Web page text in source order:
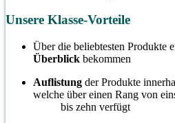
Unsere Klasse-Vorteile
Über die beliebtesten Produkte
Überblick bekommen
Auflistung der Produkte
welche über einen Rang von
bis zehn verfügt